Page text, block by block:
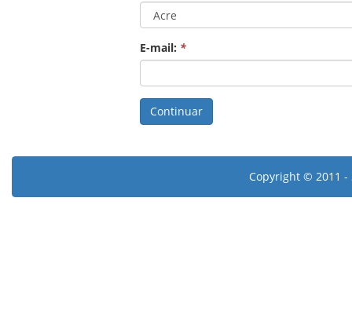
E-mail: *
Copyright © 2011 -